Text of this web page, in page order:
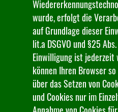
wurde, erfolgt die
auf Grundlage dieser
lit.a DSGVO und §25 Abs.
Einwilligung ist jederzeit
können Ihren Browser
über das Setzen von
und Cookies nur im